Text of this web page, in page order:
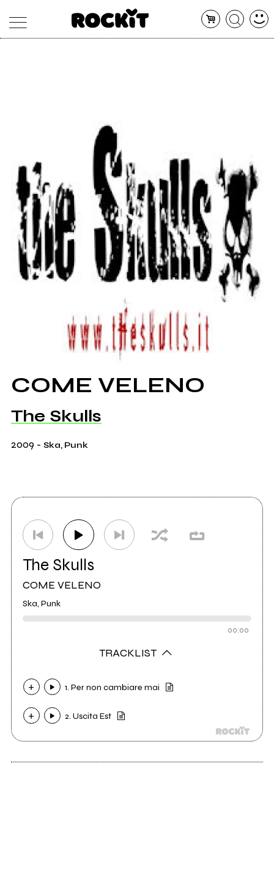
COME VELENO
The Skulls
2009 - Ska, Punk
The Skulls
COME VELENO
Ska, Punk
00:00
TRACKLIST
1. Per non cambiare mai
2. Uscita Est